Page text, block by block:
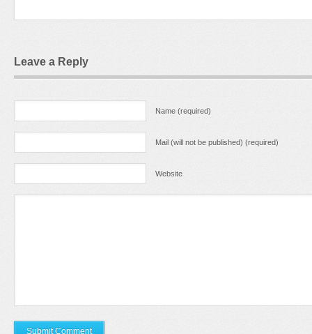
Leave a Reply
Name (required)
Mail (will not be published) (required)
Website